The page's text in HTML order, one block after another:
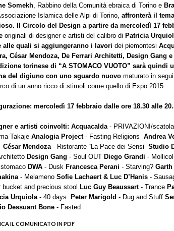
Somekh, Rabbino della Comunità ebraica di Torino e
Islamica delle Alpi di Torino, affronterà il
Il Circolo del Design a partire da mercoledì 17
originali di designer e artisti del calibro di Patricia
alle quali si aggiungeranno i lavori dei piemontesi
César Mendoza, De Ferrari Architetti, Design Gang
torinese di “A STOMACO VUOTO” sarà
del digiuno con uno sguardo nuovo maturato in
di un anno ricco di stimoli come quello di Expo 2015.
mercoledì 17 febbraio dalle ore 18.30 alle
e artisti coinvolti: Acquacalda- PRIVAZIONI/
Takaje Analogia Project- Fasting Religions Andrea
César Mendoza- Ristorante “La Pace dei Sensi” Studio
Design Gang - Soul OUT Diego Grandi -
DWA - Dusk Francesca Perani - Starving? Garth
- Melameno Sofie Lachaert & Luc D’Hanis -
bucket and precious stool Luc Guy Beaussart- Trance
Urquiola - 40 days Peter Marigold - Dug and Stuff
Dessuant Bone - Fasted
IL COMUNICATO IN PDF